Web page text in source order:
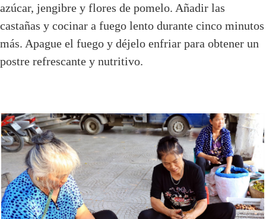
azúcar, jengibre y flores de pomelo. Añadir las
castañas y cocinar a fuego lento durante cinco minutos
más. Apague el fuego y déjelo enfriar para obtener un
postre refrescante y nutritivo.